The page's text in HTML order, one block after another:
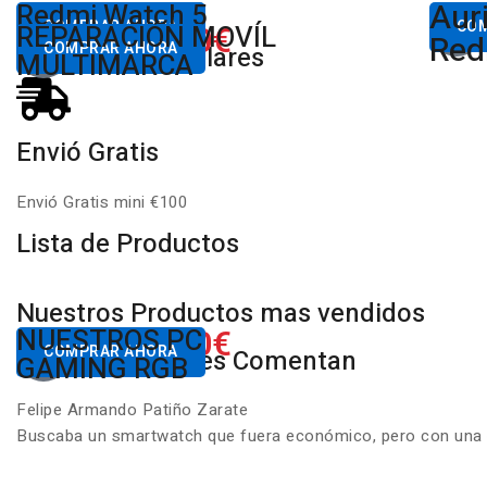
Desde80,00€
COMPRAR AHORA
Redmi Watch 5
Xiaomi
Desde650.00€
COMPRAR AHORA
REPARACIÓN MOVÍL
MULTIMARCA
Productos Populares
Envió Gratis
Envió Gratis mini €100
Lista de Productos
Nuestros Productos mas vendidos
Desde650.00€
COMPRAR AHORA
NUESTROS PC
GAMING RGB
Nuestros Clientes Comentan
Felipe Armando Patiño Zarate
Buscaba un smartwatch que fuera económico, pero con